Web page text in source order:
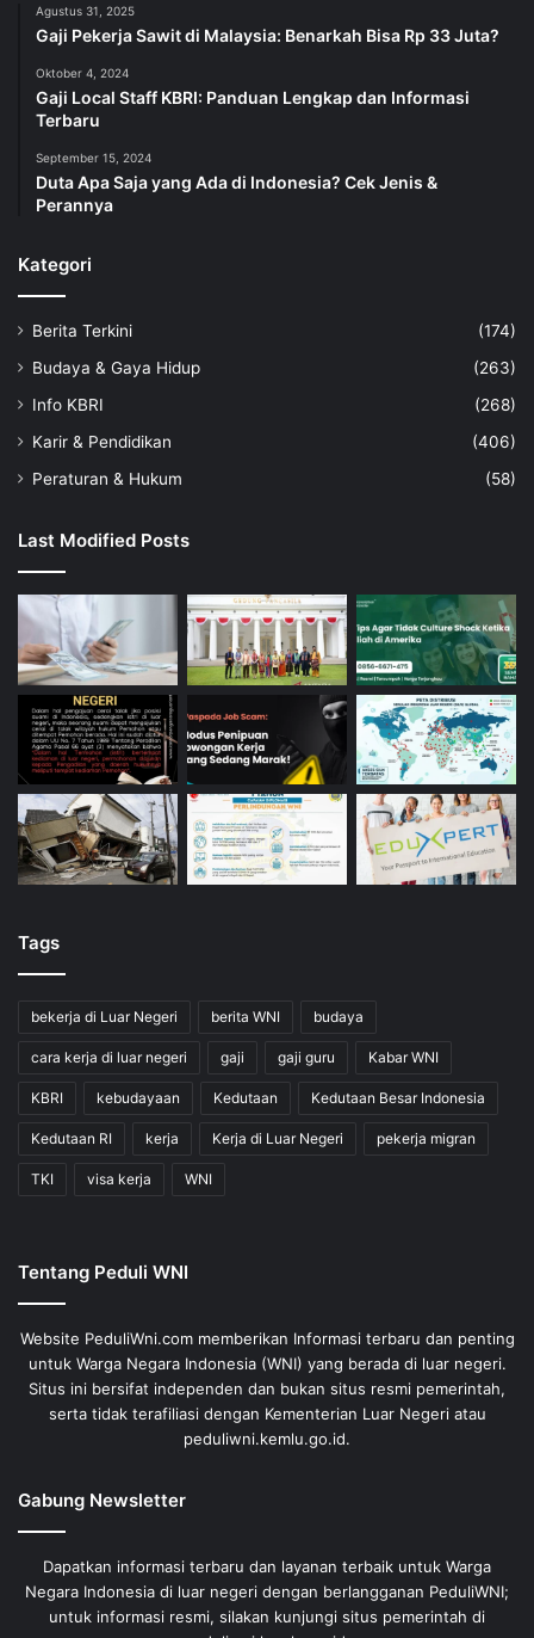
Agustus 31, 2025
Gaji Pekerja Sawit di Malaysia: Benarkah Bisa Rp 33 Juta?
Oktober 4, 2024
Gaji Local Staff KBRI: Panduan Lengkap dan Informasi
Terbaru
September 15, 2024
Duta Apa Saja yang Ada di Indonesia? Cek Jenis &
Perannya
Kategori
Berita Terkini
(174)
Budaya & Gaya Hidup
(263)
Info KBRI
(268)
Karir & Pendidikan
(406)
Peraturan & Hukum
(58)
Last Modified Posts
Tags
bekerja di Luar Negeri berita WNI budaya
cara kerja di luar negeri gaji gaji guru Kabar WNI
KBRI kebudayaan Kedutaan Kedutaan Besar Indonesia
Kedutaan RI kerja Kerja di Luar Negeri pekerja migran
TKI visa kerja WNI
Tentang Peduli WNI
Website PeduliWni.com memberikan Informasi terbaru dan penting
untuk Warga Negara Indonesia (WNI) yang berada di luar negeri.
Situs ini bersifat independen dan bukan situs resmi pemerintah,
serta tidak terafiliasi dengan Kementerian Luar Negeri atau
peduliwni.kemlu.go.id.
Gabung Newsletter
Dapatkan informasi terbaru dan layanan terbaik untuk Warga
Negara Indonesia di luar negeri dengan berlangganan PeduliWNI;
untuk informasi resmi, silakan kunjungi situs pemerintah di